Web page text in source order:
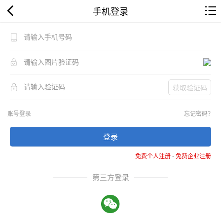
手机登录
获取验证码
账号登录 忘记密码？
登录
免费个人注册-免费企业注册
第三方登录